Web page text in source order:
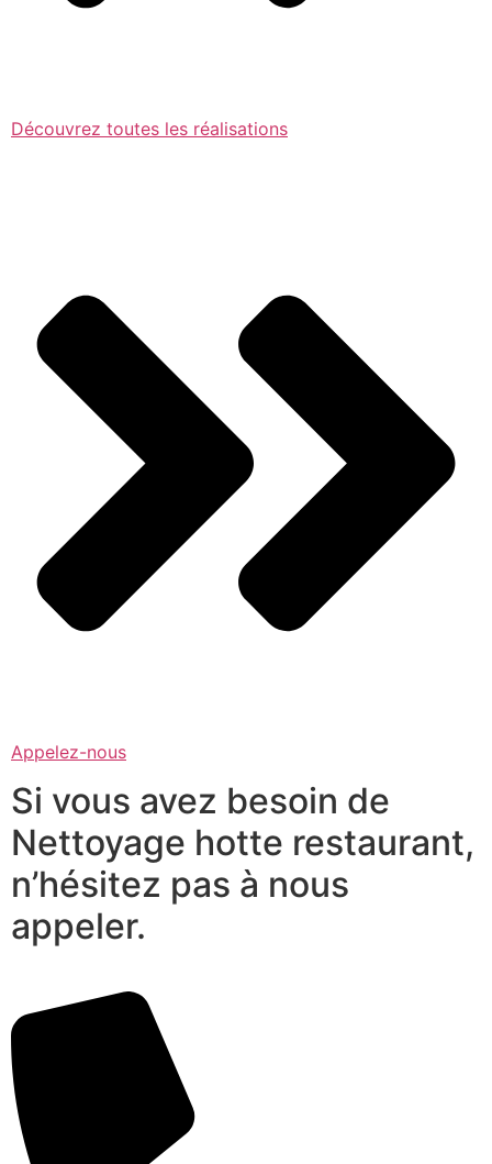
Découvrez toutes les réalisations
Appelez-nous
Si vous avez besoin de
Nettoyage hotte restaurant,
n’hésitez pas à nous
appeler.